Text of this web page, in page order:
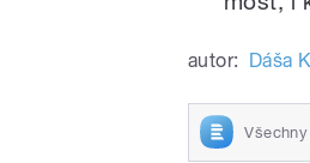
autor: Dáša